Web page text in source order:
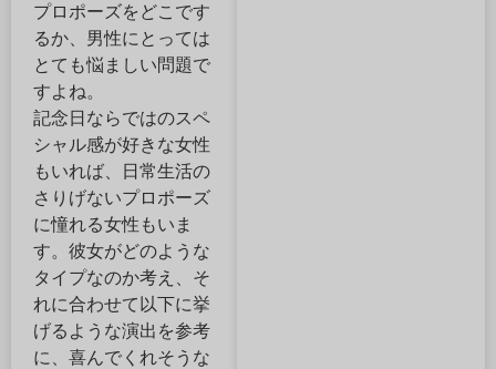
プロポーズをどこです
るか、男性にとっては
とても悩ましい問題で
すよね。
記念日ならではのスペ
シャル感が好きな女性
もいれば、日常生活の
さりげないプロポーズ
に憧れる女性もいま
す。彼女がどのような
タイプなのか考え、そ
れに合わせて以下に挙
げるような演出を参考
に、喜んでくれそうな